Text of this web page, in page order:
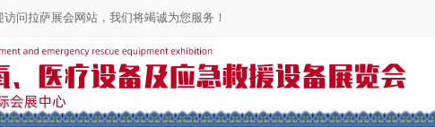
问拉萨展会网站，我们将竭诚为您服务！